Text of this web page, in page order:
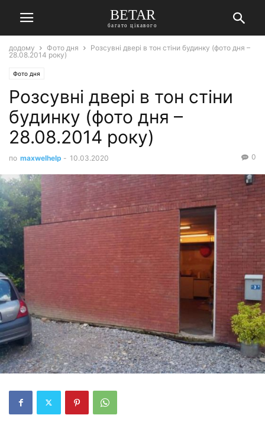
BETAR
багато цікавого
додому Фото дня
Розсувні двері в тон стіни будинку (фото дня –
28.08.2014 року)
Фото дня
Розсувні двері в тон стіни
будинку (фото дня –
28.08.2014 року)
по maxwelhelp - 10.03.2020 0